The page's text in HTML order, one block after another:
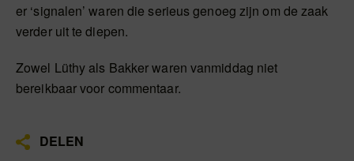
er ‘signalen’ waren die serieus genoeg zijn om de zaak
verder uit te diepen.
Zowel Lüthy als Bakker waren vanmiddag niet
bereikbaar voor commentaar.
DELEN